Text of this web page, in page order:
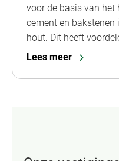
voor de basis van het
cement en
hout. Dit heeft
Lees meer